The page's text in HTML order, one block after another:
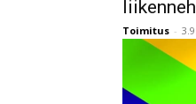
Toimitus -